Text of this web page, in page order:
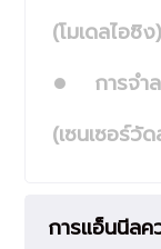
(โมเดลไอซิง)
การจำ
(เซนเซอร์วั
การแอ็นนีล